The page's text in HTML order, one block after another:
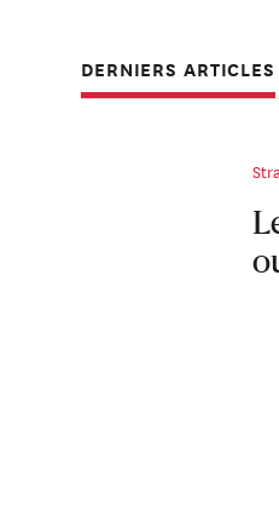
DERNIERS ARTICLES